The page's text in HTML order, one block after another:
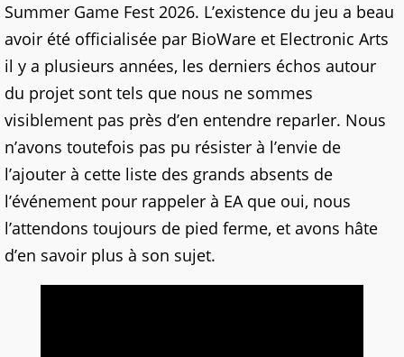
Summer Game Fest 2026. L’existence du jeu a beau
avoir été officialisée par BioWare et Electronic Arts
il y a plusieurs années, les derniers échos autour
du projet sont tels que nous ne sommes
visiblement pas près d’en entendre reparler. Nous
n’avons toutefois pas pu résister à l’envie de
l’ajouter à cette liste des grands absents de
l’événement pour rappeler à EA que oui, nous
l’attendons toujours de pied ferme, et avons hâte
d’en savoir plus à son sujet.